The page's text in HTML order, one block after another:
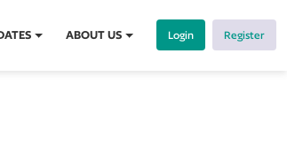
ABOUT US Login Register